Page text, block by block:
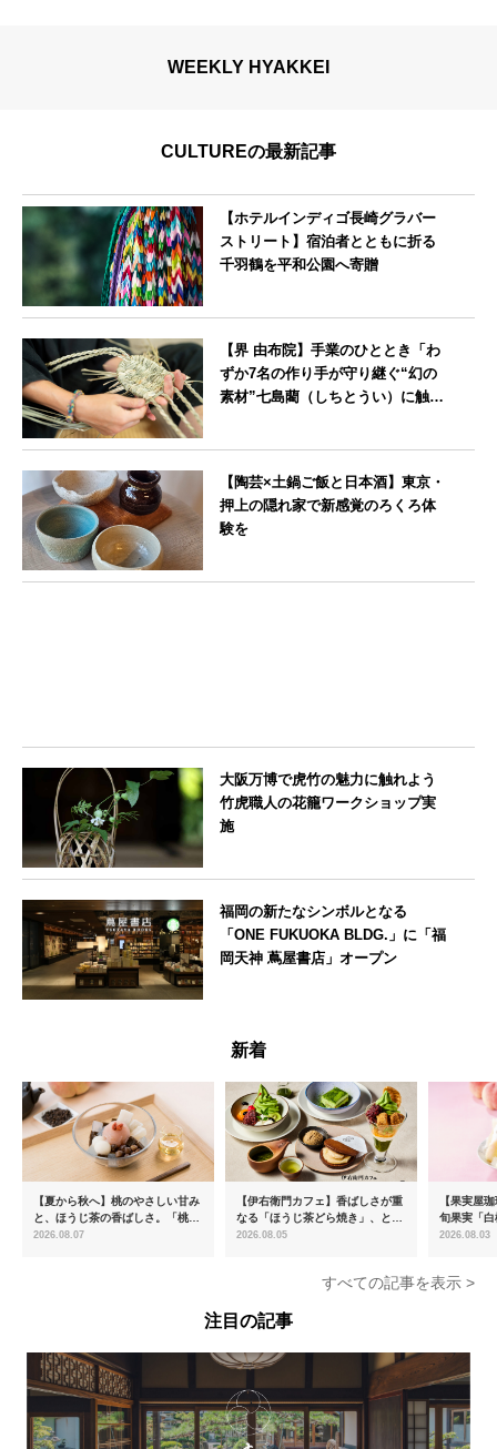
WEEKLY HYAKKEI
CULTUREの最新記事
【ホテルインディゴ長崎グラバー
ストリート】宿泊者とともに折る
千羽鶴を平和公園へ寄贈
【界 由布院】手業のひととき「わ
ずか7名の作り手が守り継ぐ“幻の
素材”七島藺（しちとうい）に触れ
【陶芸×土鍋ご飯と日本酒】東京・
押上の隠れ家で新感覚のろくろ体
験を
大阪万博で虎竹の魅力に触れよう
竹虎職人の花籠ワークショップ実
施
福岡の新たなシンボルとなる
「ONE FUKUOKA BLDG.」に「福
岡天神 蔦屋書店」オープン
新着
【夏から秋へ】桃のやさしい甘み
と、ほうじ茶の香ばしさ。「桃と
ほうじ茶のあんみつ」を8月中旬
2026.08.07
【伊右衛門カフェ】香ばしさが重
なる「ほうじ茶どら焼き」、とろ
ける「宇治抹茶ティラミス」が新
2026.08.05
【果実屋
旬果実「
限定販売
2026.08.03
すべての記事を表示 >
注目の記事